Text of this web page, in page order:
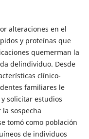
alteraciones en el
y proteínas que
quemerman la
delindividuo. Desde
clínico-
familiares le
solicitar estudios
sospecha
tomó como población
de individuos